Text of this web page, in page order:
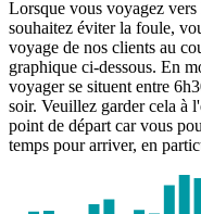
Lorsque vous voyagez
souhaitez éviter la foule,
voyage de nos clients au
graphique ci-dessous. En
voyager se situent entre
soir. Veuillez garder cela à
point de départ car vous
temps pour arriver, en